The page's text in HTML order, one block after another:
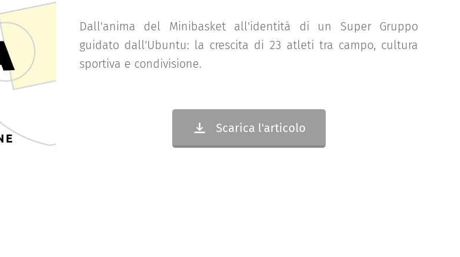
Dall'anima del Minibasket all'identità di un Super Gruppo
guidato dall'Ubuntu: la crescita di 23 atleti tra campo, cultura
sportiva e condivisione.
Scarica l'articolo